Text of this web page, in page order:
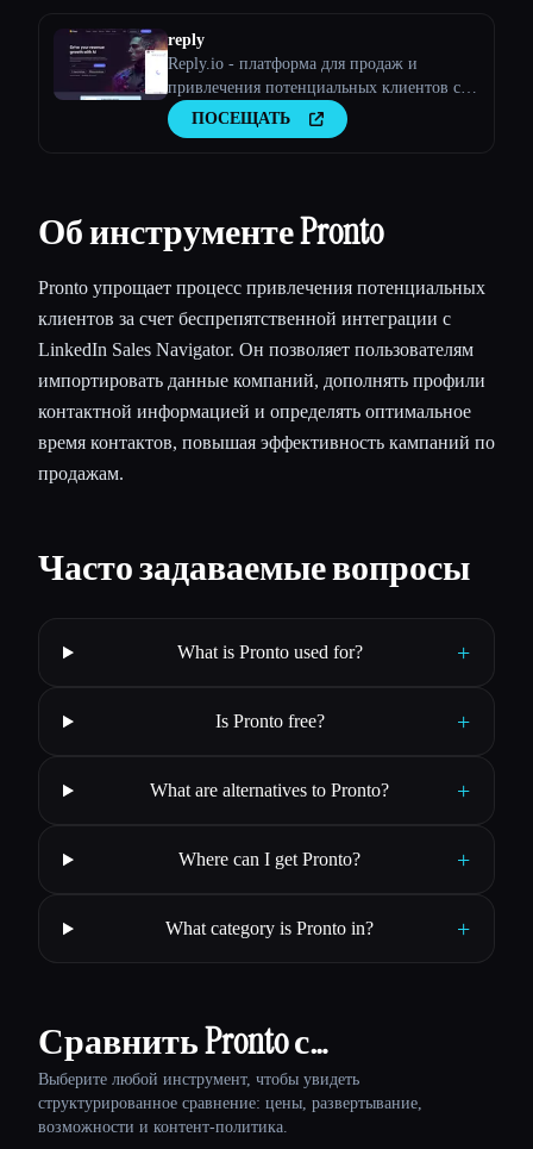
reply
Reply.io - платформа для продаж и
привлечения потенциальных клиентов с
помощью искусственного интеллекта
ПОСЕЩАТЬ
Об инструменте Pronto
Pronto упрощает процесс привлечения потенциальных
клиентов за счет беспрепятственной интеграции с
LinkedIn Sales Navigator. Он позволяет пользователям
импортировать данные компаний, дополнять профили
контактной информацией и определять оптимальное
время контактов, повышая эффективность кампаний по
продажам.
Часто задаваемые вопросы
What is Pronto used for? +
Is Pronto free? +
What are alternatives to Pronto? +
Where can I get Pronto? +
What category is Pronto in? +
Сравнить Pronto с…
Выберите любой инструмент, чтобы увидеть
структурированное сравнение: цены, развертывание,
возможности и контент-политика.